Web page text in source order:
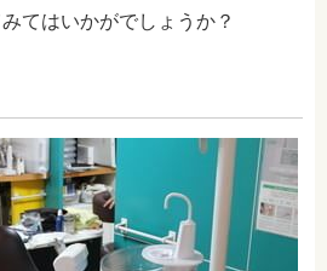
てはいかがでしょうか？